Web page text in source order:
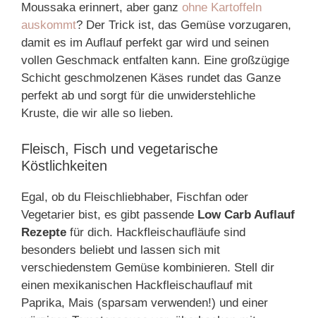
Moussaka erinnert, aber ganz ohne Kartoffeln
auskommt? Der Trick ist, das Gemüse vorzugaren,
damit es im Auflauf perfekt gar wird und seinen
vollen Geschmack entfalten kann. Eine großzügige
Schicht geschmolzenen Käses rundet das Ganze
perfekt ab und sorgt für die unwiderstehliche
Kruste, die wir alle so lieben.
Fleisch, Fisch und vegetarische
Köstlichkeiten
Egal, ob du Fleischliebhaber, Fischfan oder
Vegetarier bist, es gibt passende Low Carb Auflauf
Rezepte für dich. Hackfleischaufläufe sind
besonders beliebt und lassen sich mit
verschiedenstem Gemüse kombinieren. Stell dir
einen mexikanischen Hackfleischauflauf mit
Paprika, Mais (sparsam verwenden!) und einer